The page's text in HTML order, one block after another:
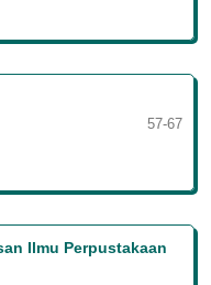
57-67
Ilmu Perpustakaan